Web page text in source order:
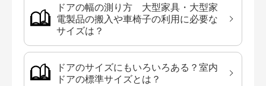
ドアの幅の測り方 大型家具・大型家
電製品の搬入や車椅子の利用に必要な
サイズは？
ドアのサイズにもいろいろある？室内
ドアの標準サイズとは？